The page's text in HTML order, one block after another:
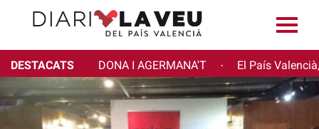
DESTACATS DONA I AGERMANA'T · El País